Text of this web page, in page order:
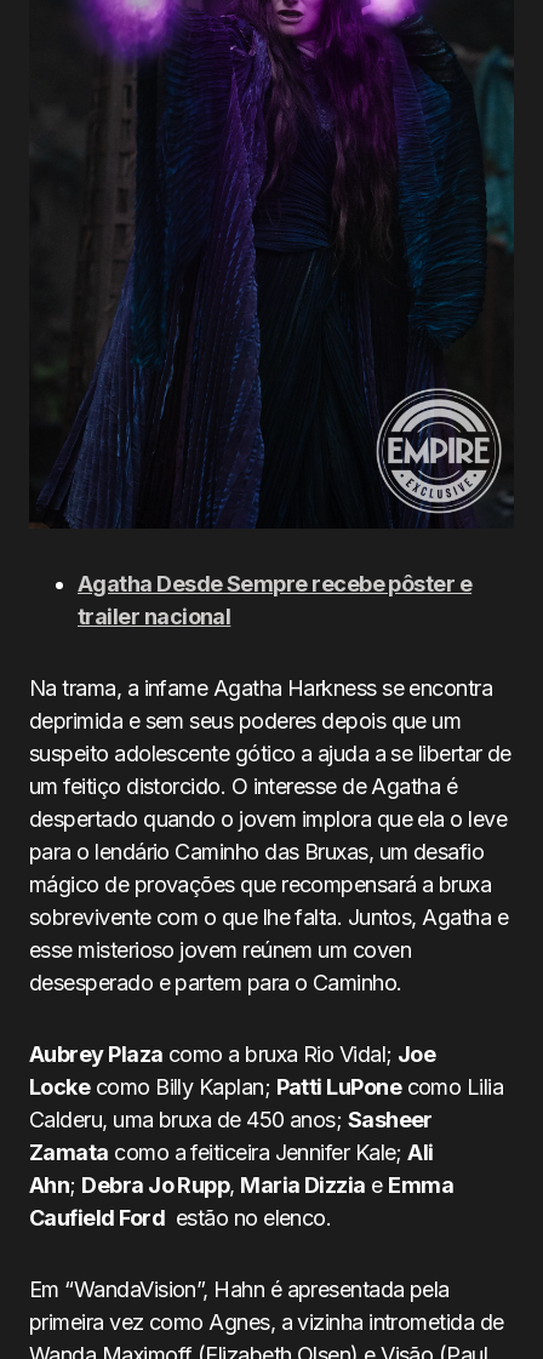
Agatha Desde Sempre recebe pôster e
trailer nacional
Na trama, a infame Agatha Harkness se encontra
deprimida e sem seus poderes depois que um
suspeito adolescente gótico a ajuda a se libertar de
um feitiço distorcido. O interesse de Agatha é
despertado quando o jovem implora que ela o leve
para o lendário Caminho das Bruxas, um desafio
mágico de provações que recompensará a bruxa
sobrevivente com o que lhe falta. Juntos, Agatha e
esse misterioso jovem reúnem um coven
desesperado e partem para o Caminho.
Aubrey Plaza como a bruxa Rio Vidal; Joe
Lockecomo Billy Kaplan; Patti LuPonecomo Lilia
Calderu, uma bruxa de 450 anos; Sasheer
Zamata como a feiticeira Jennifer Kale;Ali
Ahn; Debra Jo Rupp, Maria Dizzia e Emma
Caufield Fordestão no elenco.
Em “WandaVision”, Hahn é apresentada pela
primeira vez como Agnes, a vizinha intrometida de